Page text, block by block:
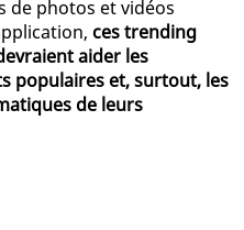
de photos et vidéos
ces trending
aider les
populaires et, surtout, les
de leurs